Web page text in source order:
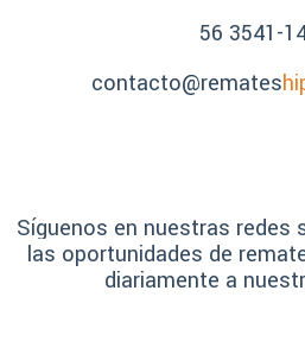
56 3541-
contacto@remates
Síguenos en nuestras redes
las oportunidades de
diariamente a